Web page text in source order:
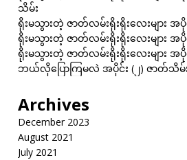
သိမ်း
ရိုးမသွားတဲ့ ဇာတ်လမ်းရိုးရိုးလေးများ အပို
ရိုးမသွားတဲ့ ဇာတ်လမ်းရိုးရိုးလေးများ အပို
ရိုးမသွားတဲ့ ဇာတ်လမ်းရိုးရိုးလေးများ အပို
ဘယ်လိုပြောကြမလဲ အပိုင်း (၂) ဇာတ်သိမ်
Archives
December 2023
August 2021
July 2021